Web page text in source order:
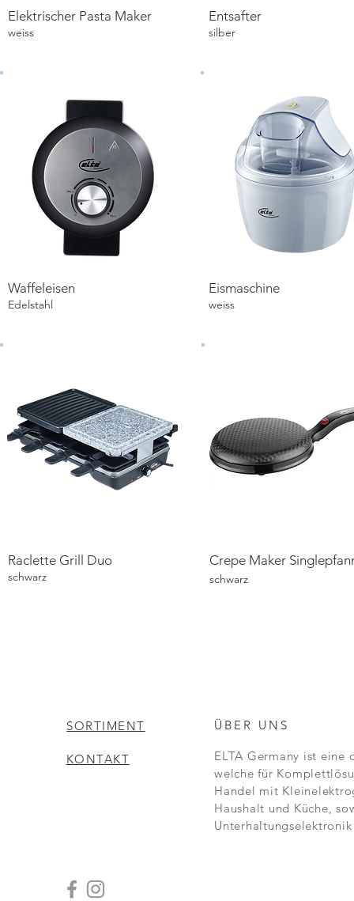
Elektrischer Pasta Maker
weiss
Details ansehen Entsafter
silber
Details ansehen
Waffeleisen
Edelstahl
Details ansehen Eismaschine
weiss
Details ansehen
Raclette Grill Duo
schwarz
Details ansehen Crepe Maker
schwarz
Details ansehen
SORTIMENT
KONTAKT
ÜBER UNS
ELTA Germany ist eine
welche für
Handel mit
Haushalt und Küche,